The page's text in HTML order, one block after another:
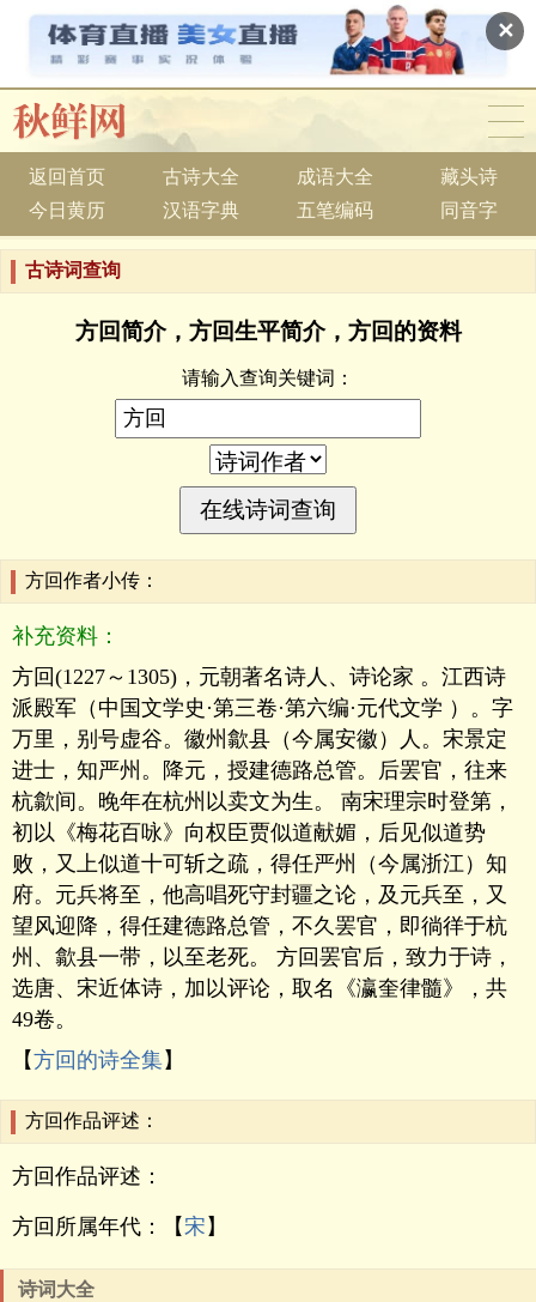
✕
返回首页 古诗大全 成语大全
藏头诗
今日黄历
汉语字典 五笔编码 同音字
古诗词查询
方回简介，方回生平简介，方回的资料
请输入查询关键词：
方回作者小传：
补充资料：
方回(1227～1305)，元朝著名诗人、诗论家 。江西诗
派殿军（中国文学史·第三卷·第六编·元代文学 ）。字
万里，别号虚谷。徽州歙县（今属安徽）人。宋景定
进士，知严州。降元，授建德路总管。后罢官，往来
杭歙间。晚年在杭州以卖文为生。 南宋理宗时登第，
初以《梅花百咏》向权臣贾似道献媚，后见似道势
败，又上似道十可斩之疏，得任严州（今属浙江）知
府。元兵将至，他高唱死守封疆之论，及元兵至，又
望风迎降，得任建德路总管，不久罢官，即徜徉于杭
州、歙县一带，以至老死。 方回罢官后，致力于诗，
选唐、宋近体诗，加以评论，取名《瀛奎律髓》，共
49卷。
【方回的诗全集】
方回作品评述：
方回作品评述：
方回所属年代：【宋 】
诗词大全